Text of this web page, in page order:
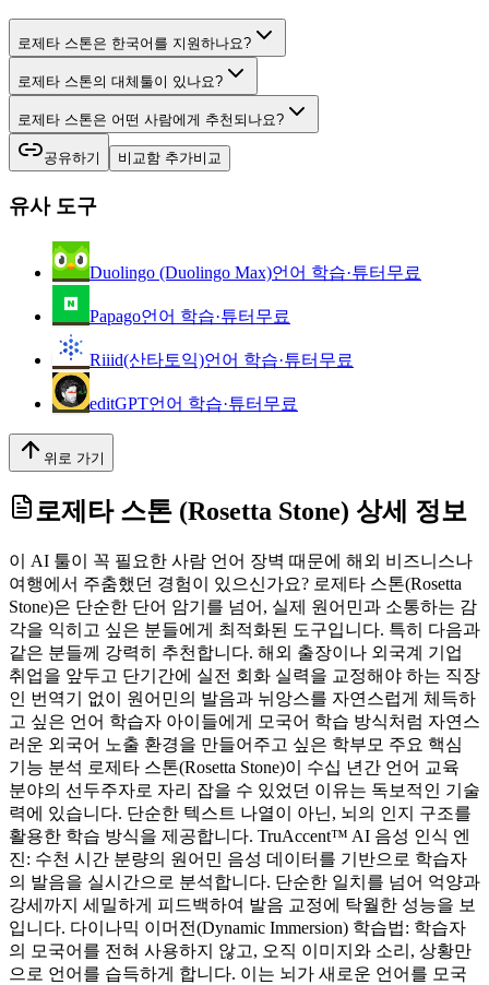
로제타 스톤은 한국어를 지원하나요?
로제타 스톤의 대체툴이 있나요?
로제타 스톤은 어떤 사람에게 추천되나요?
공유하기 비교함 추가비교
유사 도구
Duolingo (Duolingo Max)언어 학습·튜터 무료
Papago언어 학습·튜터 무료
Riiid(산타토익)언어 학습·튜터 무료
editGPT언어 학습·튜터 무료
위로 가기
로제타 스톤 (Rosetta Stone) 상세 정보
이 AI 툴이 꼭 필요한 사람 언어 장벽 때문에 해외 비즈니스나
여행에서 주춤했던 경험이 있으신가요? 로제타 스톤(Rosetta
Stone)은 단순한 단어 암기를 넘어, 실제 원어민과 소통하는 감
각을 익히고 싶은 분들에게 최적화된 도구입니다. 특히 다음과
같은 분들께 강력히 추천합니다. 해외 출장이나 외국계 기업
취업을 앞두고 단기간에 실전 회화 실력을 교정해야 하는 직장
인 번역기 없이 원어민의 발음과 뉘앙스를 자연스럽게 체득하
고 싶은 언어 학습자 아이들에게 모국어 학습 방식처럼 자연스
러운 외국어 노출 환경을 만들어주고 싶은 학부모 주요 핵심
기능 분석 로제타 스톤(Rosetta Stone)이 수십 년간 언어 교육
분야의 선두주자로 자리 잡을 수 있었던 이유는 독보적인 기술
력에 있습니다. 단순한 텍스트 나열이 아닌, 뇌의 인지 구조를
활용한 학습 방식을 제공합니다. TruAccent™ AI 음성 인식 엔
진: 수천 시간 분량의 원어민 음성 데이터를 기반으로 학습자
의 발음을 실시간으로 분석합니다. 단순한 일치를 넘어 억양과
강세까지 세밀하게 피드백하여 발음 교정에 탁월한 성능을 보
입니다. 다이나믹 이머전(Dynamic Immersion) 학습법: 학습자
의 모국어를 전혀 사용하지 않고, 오직 이미지와 소리, 상황만
으로 언어를 습득하게 합니다. 이는 뇌가 새로운 언어를 모국